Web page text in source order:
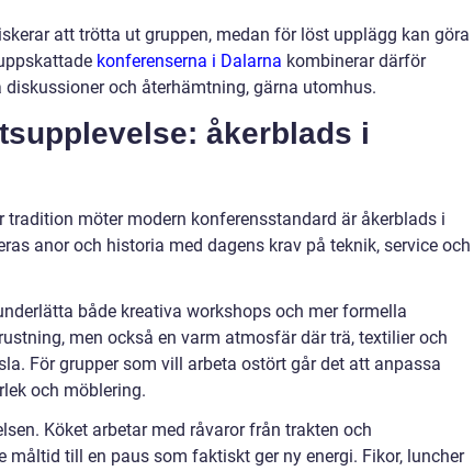
att trötta ut gruppen, medan för löst upplägg kan göra
konferenserna i Dalarna kombinerar därför
och återhämtning, gärna utomhus.
åkerblads i
möter modern konferensstandard är åkerblads i
anor och historia med dagens krav på teknik, service och
både kreativa workshops och mer formella
men också en varm atmosfär där trä, textilier och
För grupper som vill arbeta ostört går det att anpassa
och möblering.
Köket arbetar med råvaror från trakten och
måltid till en paus som faktiskt ger ny energi. Fikor, luncher